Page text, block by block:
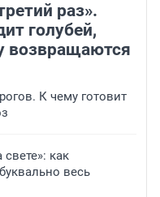
раз».
голубей,
возвращаются
К чему готовит
как
весь